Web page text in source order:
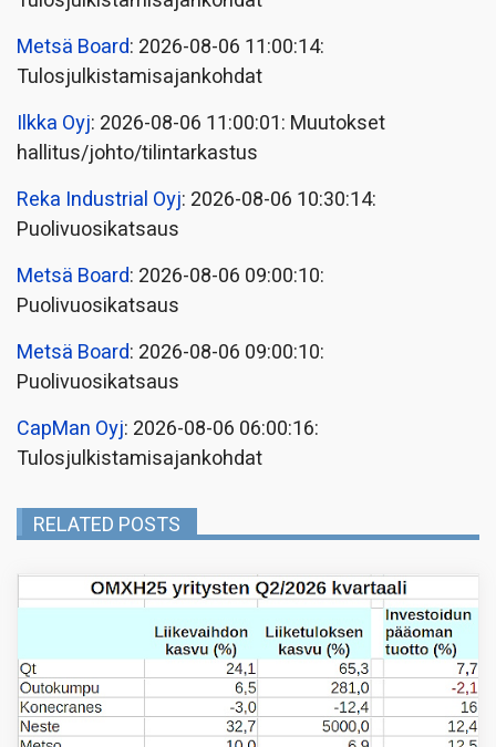
Metsä Board: 2026-08-06 11:00:14:
Tulosjulkistamisajankohdat
Ilkka Oyj: 2026-08-06 11:00:01: Muutokset
hallitus/johto/tilintarkastus
Reka Industrial Oyj: 2026-08-06 10:30:14:
Puolivuosikatsaus
Metsä Board: 2026-08-06 09:00:10:
Puolivuosikatsaus
Metsä Board: 2026-08-06 09:00:10:
Puolivuosikatsaus
CapMan Oyj: 2026-08-06 06:00:16:
Tulosjulkistamisajankohdat
RELATED POSTS